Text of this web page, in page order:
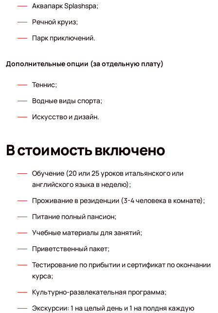
Аквапарк Splashspa;
Речной круиз;
Парк приключений.
Дополнительные опции (за отдельную плату)
Теннис;
Водные виды спорта;
Искусство и дизайн.
В стоимость включено
Обучение (20 или 25 уроков итальянского или
английского языка в неделю);
Проживание в резиденции (3-4 человека в комнате);
Питание полный пансион;
Учебные материалы для занятий;
Приветственный пакет;
Тестирование по прибытии и сертификат по окончании
курса;
Культурно-развлекательная программа;
Экскурсии: 1 на целый день и 1 на полдня каждую